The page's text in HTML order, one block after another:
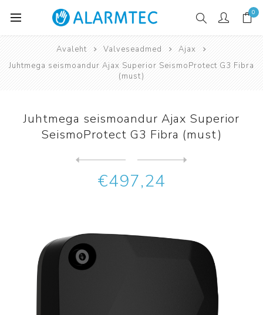
0
Avaleht Valveseadmed
Ajax
Juhtmega seismoandur Ajax Superior SeismoProtect G3 Fibra
(must)
Juhtmega seismoandur Ajax Superior
SeismoProtect G3 Fibra (must)
€497,24